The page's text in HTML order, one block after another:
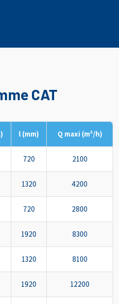
CAT
l (mm) Q maxi (m³/h)
720 2100
1320 4200
720 2800
1920 8300
1320 8100
1920 12200